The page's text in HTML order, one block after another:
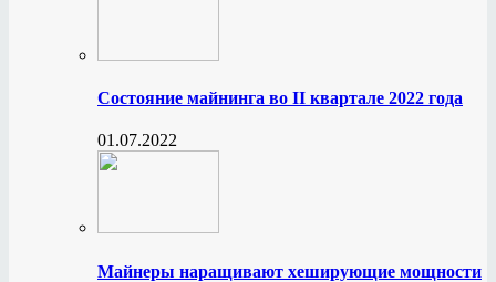
Состояние майнинга во II квартале 2022 года
01.07.2022
Майнеры наращивают хеширующие мощности